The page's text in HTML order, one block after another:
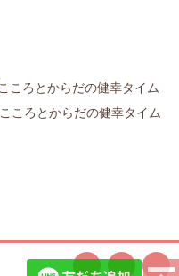
こころとからだの健幸タイム